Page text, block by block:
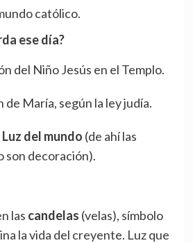
católico.
ese día?
del Niño Jesús en el Templo.
de María, según la ley judía.
Luz del mundo (de ahí las
son decoración).
las candelas (velas), símbolo
la vida del creyente. Luz que